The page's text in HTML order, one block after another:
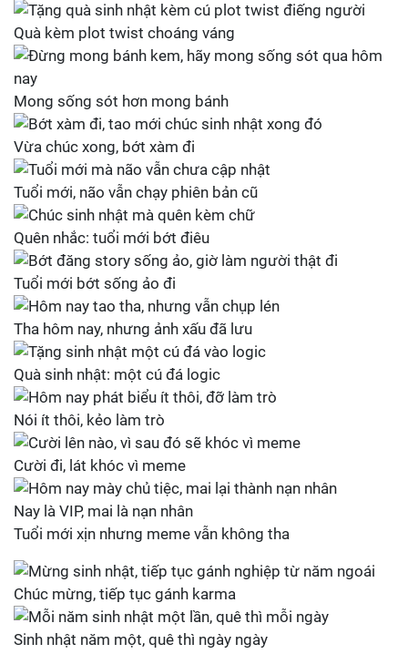
Quà kèm plot twist choáng váng
Mong sống sót hơn mong bánh
Vừa chúc xong, bớt xàm đi
Tuổi mới, não vẫn chạy phiên bản cũ
Quên nhắc: tuổi mới bớt điêu
Tuổi mới bớt sống ảo đi
Tha hôm nay, nhưng ảnh xấu đã lưu
Quà sinh nhật: một cú đá logic
Nói ít thôi, kẻo làm trò
Cười đi, lát khóc vì meme
Nay là VIP, mai là nạn nhân
Tuổi mới xịn nhưng meme vẫn không tha
Chúc mừng, tiếp tục gánh karma
Sinh nhật năm một, quê thì ngày ngày